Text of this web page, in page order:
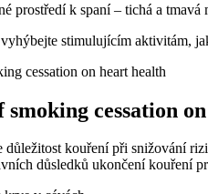
prostředí k spaní – tichá a tmavá
vyhýbejte stimulujícím aktivitám,
cessation
důležitost kouření při snižování
důsledků ukončení kouření